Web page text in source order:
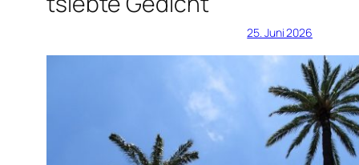
25. Juni 2026